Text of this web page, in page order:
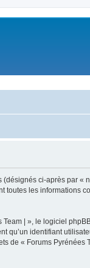
ci-après par «
les informations
| », le logiciel
qu’un identifiant
de « Forums Pyrénées